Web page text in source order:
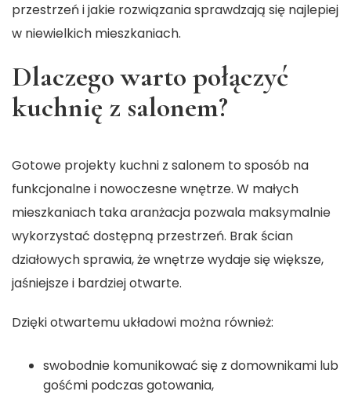
przestrzeń i jakie rozwiązania sprawdzają się najlepiej
w niewielkich mieszkaniach.
Dlaczego warto połączyć
kuchnię z salonem?
Gotowe projekty kuchni z salonem to sposób na
funkcjonalne i nowoczesne wnętrze. W małych
mieszkaniach taka aranżacja pozwala maksymalnie
wykorzystać dostępną przestrzeń. Brak ścian
działowych sprawia, że wnętrze wydaje się większe,
jaśniejsze i bardziej otwarte.
Dzięki otwartemu układowi można również:
swobodnie komunikować się z domownikami lub
gośćmi podczas gotowania,